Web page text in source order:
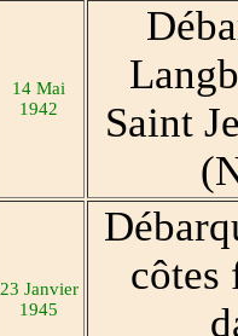
14 Mai
1942
Saint
23 Janvier
1945
côtes